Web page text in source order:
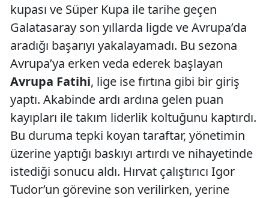
kupası ve Süper Kupa ile tarihe geçen
Galatasaray son yıllarda ligde ve Avrupa’da
aradığı başarıyı yakalayamadı. Bu sezona
Avrupa’ya erken veda ederek başlayan
Avrupa Fatihi, lige ise fırtına gibi bir giriş
yaptı. Akabinde ardı ardına gelen puan
kayıpları ile takım liderlik koltuğunu kaptırdı.
Bu duruma tepki koyan taraftar, yönetimin
üzerine yaptığı baskıyı artırdı ve nihayetinde
istediği sonucu aldı. Hırvat çalıştırıcı Igor
Tudor’un görevine son verilirken, yerine